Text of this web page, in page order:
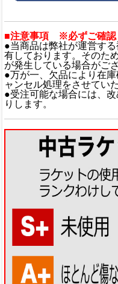
■注意事項 ※必ずご確認
●当商品は弊社が運営す
有しております。そのた
が発生している場合がご
●万が一、欠品により在
ャンセル処理をさせてい
●受注可能な場合には、
りします。